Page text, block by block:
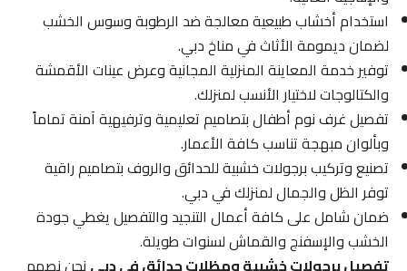
استخدام أخشاب طبيعية معالجة ضد الرطوبة وسوس الخشب
لضمان ديمومة الأثاث في مناخ دبي.
توفير خدمة المعاينة المنزلية المجانية وعرض عينات الأقمشة
والكتالوجات لاختيار الأنسب لمنزلك.
تفصيل غرف نوم أطفال بتصاميم تعليمية وترفيهية آمنة تماماً
وبألوان مبهجة تناسب كافة الأعمار.
تصنيع وتركيب برجولات خشبية للحدائق والروف بتصاميم راقية
توفر الظل والجمال لمنزلك في دبي.
ضمان شامل على كافة أعمال التنجيد والتفصيل يغطي جودة
الخشب والإسفنج والقماش لسنوات طويلة.
تفصيل برجولات خشبية ومظلات حدائق في دبينحن نصمم